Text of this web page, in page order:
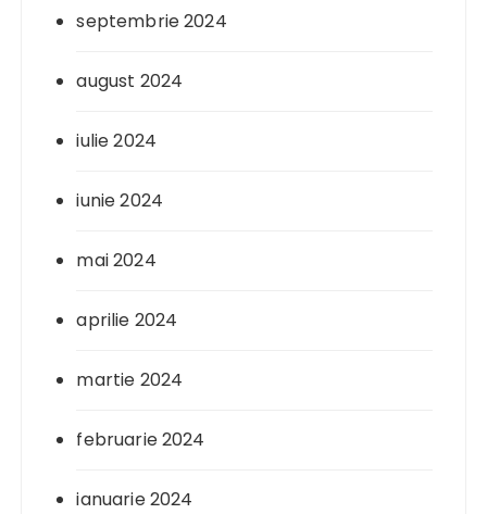
septembrie 2024
august 2024
iulie 2024
iunie 2024
mai 2024
aprilie 2024
martie 2024
februarie 2024
ianuarie 2024